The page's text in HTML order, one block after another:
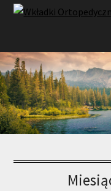
Skip